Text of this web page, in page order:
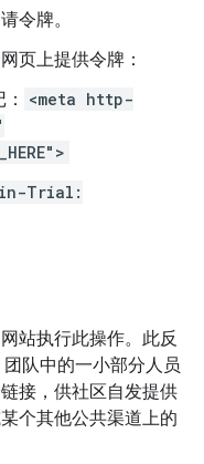
令牌。
页上提供令牌：
<meta http-
Trial:
站执行此操作。此反
队中的一小部分人员
接，供社区自发提供
个其他公共渠道上的